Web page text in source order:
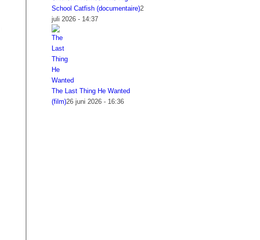
School Catfish (documentaire)2
juli 2026 - 14:37
The Last Thing He Wanted
(film)26 juni 2026 - 16:36